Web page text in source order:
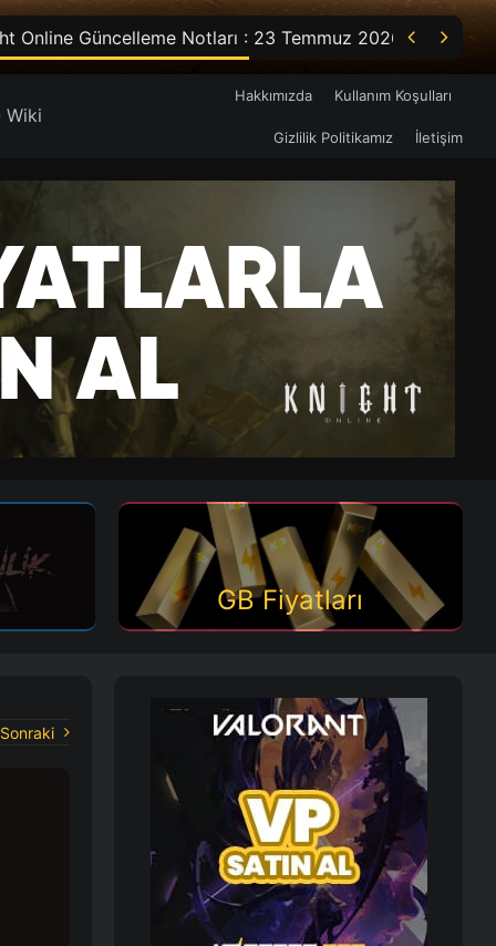
Online Güncelleme Notları : 23 Temmuz 2026  
Wiki
Hakkımızda Kullanım Koşulları
Gizlilik Politikamız İletişim
GB Fiyatları
Sonraki